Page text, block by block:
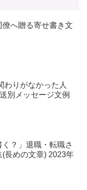
へ贈る寄せ書き文
わりがなかった人
別メッセージ文例
く？」退職・転職さ
長めの文章) 2023年